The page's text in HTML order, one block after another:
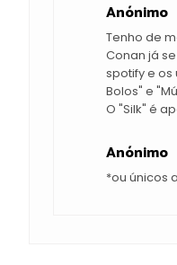
Anónimo
Tenho de
Conan já
spotify e os
Bolos" e
O "Silk" é
Anónimo
*ou únicos